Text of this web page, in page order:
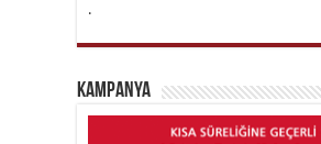
.
Kampanya